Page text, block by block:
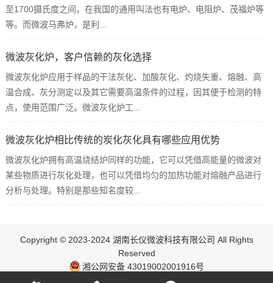
至1700摄氏度之间，在我国的通用叫法也有电炉、电阻炉、茂福炉等
等。而微波马弗炉，是利...
微波灰化炉，客户信赖的灰化选择
微波灰化炉应用于样品的干法灰化、加酸灰化、灼烧失重、熔融、高
温合成、灰分测定以及其它需要高温条件的过程，因其便于检测的特
点，使用范围广泛。微波灰化炉工...
微波灰化炉相比传统的炭化灰化具有哪些应用优势
微波灰化炉拥有高温烧结炉同样的功能，它可以凭借高能量的微波对
某些物质进行灰化处理，也可以凭借均匀的加热功能对熔融产品进行
分析与处理。特别是那些知名度较...
Copyright © 2023-2024 湖南长仪微波科技有限公司 All Rights
Reserved
湘公网安备 43019002001916号